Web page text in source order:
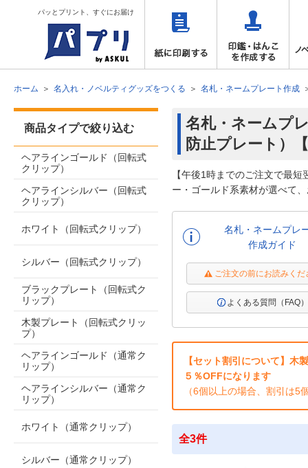
パッとプリント、すぐにお届け
ホーム 名入れ・ノベルティグッズをつくる 名札・ネームプレート作成
名札・ネームプ
防止プレート）
【午後1時までのご注文で最
ー・ゴールド系素材が選べて
名札・ネームプレ
作成ガイド
ご注文の前にお読みくだ
よくある質問（FAQ
【セット割引について】木
５％OFFになります
（6個以上の場合、割引は
全3件
商品タイプで絞り込む
ヘアラインゴールド（回転式
クリップ）
ヘアラインシルバー（回転式
クリップ）
ホワイト（回転式クリップ）
シルバー（回転式クリップ）
ブラックプレート（回転式ク
リップ）
木製プレート（回転式クリッ
プ）
ヘアラインゴールド（通常ク
リップ）
ヘアラインシルバー（通常ク
リップ）
ホワイト（通常クリップ）
シルバー（通常クリップ）